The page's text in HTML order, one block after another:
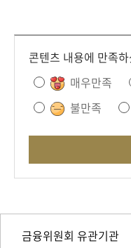
콘텐츠 내용에 만족
매우만족
불만족